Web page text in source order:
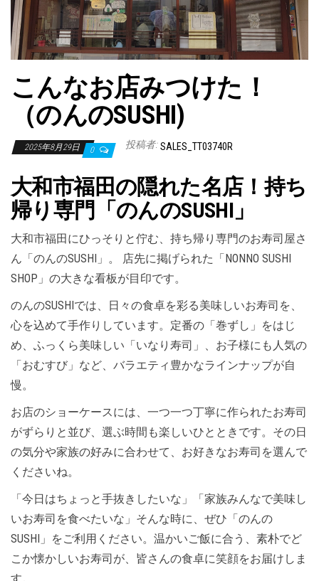
こんなお店みつけた！
（のんのSUSHI)
2025年8月29日 0 投稿者: SALES_TT03740R
大和市福田の隠れた名店！持ち
帰り専門「のんのSUSHI」
大和市福田にひっそりと佇む、持ち帰り専門のお寿司屋さ
ん「のんのSUSHI」。 店先に掲げられた「NONNO SUSHI
SHOP」の大きな看板が目印です。
のんのSUSHIでは、日々の食卓を彩る美味しいお寿司を、
心を込めて手作りしています。定番の「巻ずし」をはじ
め、ふっくら美味しい「いなり寿司」、お子様にも人気の
「おむすび」など、バラエティ豊かなラインナップが自
慢。
お店のショーケースには、一つ一つ丁寧に作られたお寿司
がずらりと並び、選ぶ時間も楽しいひとときです。その日
の気分や家族の好みに合わせて、お好きなお寿司を選んで
くださいね。
「今日はちょっと手抜きしたいな」「家族みんなで美味し
いお寿司を食べたいな」そんな時に、ぜひ「のんの
SUSHI」をご利用ください。温かいご飯に合う、素朴でど
こか懐かしいお寿司が、皆さんの食卓に笑顔をお届けしま